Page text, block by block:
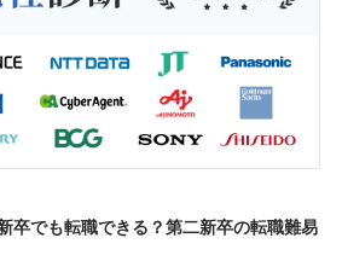
卒でも転職できる？第二新卒の転職難易